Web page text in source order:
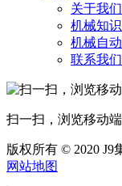
关于我们
机械知识
机械自
联系我们
扫一扫，浏览移动端
版权所有 © 2020 J9
网站地图